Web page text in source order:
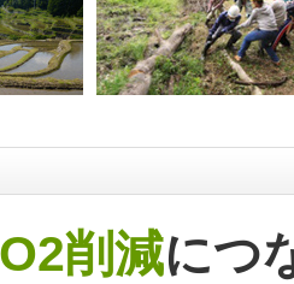
削減につ